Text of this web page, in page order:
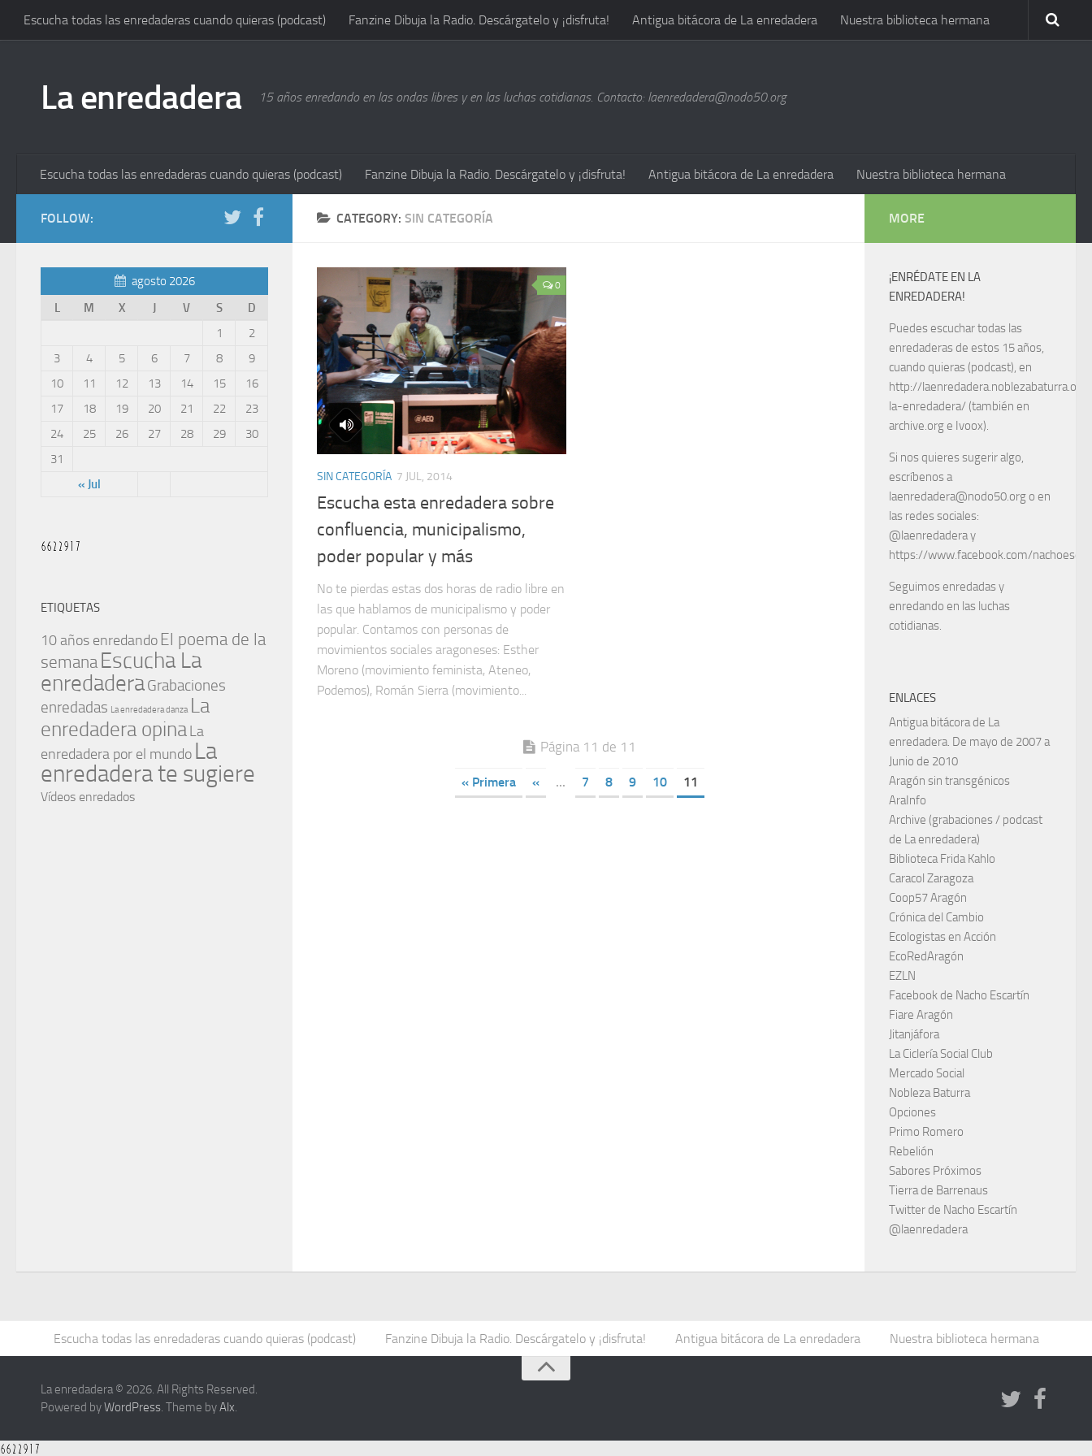
Escucha todas las enredaderas cuando quieras (podcast) Fanzine Dibuja la Radio. Descárgatelo y ¡disfruta! Antigua bitácora de La enredadera Nuestra biblioteca hermana
La enredadera 15 años enredando en las ondas libres y en las luchas cotidianas. Contacto: laenredadera@nodo50.org
Escucha todas las enredaderas cuando quieras (podcast) Fanzine Dibuja la Radio. Descárgatelo y ¡disfruta! Antigua bitácora de La enredadera Nuestra biblioteca hermana
CATEGORY: SIN CATEGORÍA
0
SIN CATEGORÍA 7 JUL, 2014
Escucha esta enredadera sobre
confluencia, municipalismo,
poder popular y más
No te pierdas estas dos horas de radio libre en
las que hablamos de municipalismo y poder
popular. Contamos con personas de
movimientos sociales aragoneses: Esther
Moreno (movimiento feminista, Ateneo,
Podemos), Román Sierra (movimiento...
Página 11 de 11
« Primera « ... 7 8 9 10 11
FOLLOW:
agosto 2026
L
M X J V S D
« Jul
1
2
3
4 5 6 7 8
9
10
11 12 13 14 15
16
17
18 19 20 21 22
23
24
25 26 27 28 29
30
31
ETIQUETAS
10 años enredando El poema de la
semana Escucha La
enredaderaGrabaciones
enredadas La enredadera danza La
enredadera opina La
enredadera por el mundo La
enredadera te sugiere
Vídeos enredados
MORE
¡ENRÉDATE EN LA
ENREDADERA!
Puedes escuchar todas las
enredaderas de estos 15 años,
cuando quieras (podcast), en
http://
la-enredadera/ (también en
archive.org e Ivoox).
Si nos quieres sugerir algo,
escríbenos a
laenredadera@nodo50.org o en
las redes sociales:
@laenredadera y
https://www.facebook.com/
Seguimos enredadas y
enredando en las luchas
cotidianas.
ENLACES
Antigua bitácora de La
enredadera. De mayo de 2007 a
Junio de 2010
Aragón sin transgénicos
AraInfo
Archive (grabaciones / podcast
de La enredadera)
Biblioteca Frida Kahlo
Caracol Zaragoza
Coop57 Aragón
Crónica del Cambio
Ecologistas en Acción
EcoRedAragón
EZLN
Facebook de Nacho Escartín
Fiare Aragón
Jitanjáfora
La Ciclería Social Club
Mercado Social
Nobleza Baturra
Opciones
Primo Romero
Rebelión
Sabores Próximos
Tierra de Barrenaus
Twitter de Nacho Escartín
@laenredadera
Escucha todas las enredaderas cuando quieras (podcast) Fanzine Dibuja la Radio. Descárgatelo y ¡disfruta! Antigua bitácora de La enredadera Nuestra biblioteca hermana
La enredadera © 2026. All Rights Reserved.
Powered byWordPress. Theme byAlx.